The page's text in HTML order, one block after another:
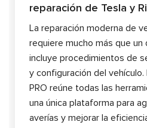
reparación de Tesla y
La reparación moderna de
requiere mucho más que un
incluye procedimientos de
y configuración del vehículo.
PRO reúne todas las
una única plataforma para
averías y mejorar la